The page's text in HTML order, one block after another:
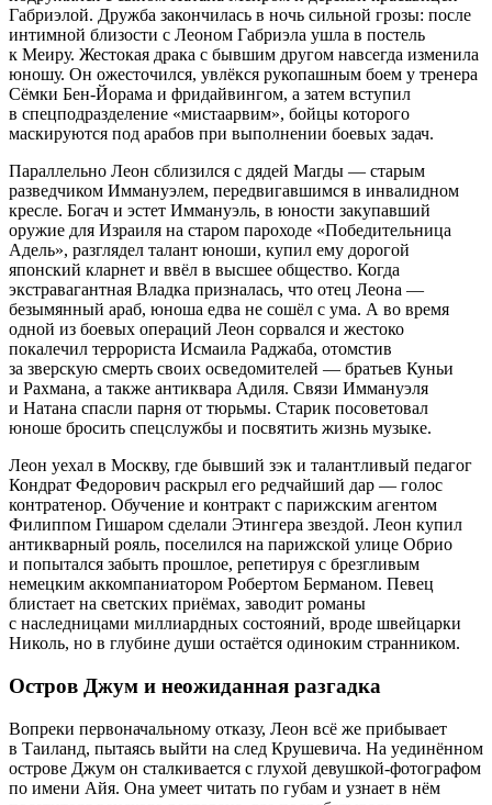
Габриэлой. Дружба закончилась в ночь сильной грозы: после
интимной близости с Леоном Габриэла ушла в постель
к Меиру. Жестокая драка с бывшим другом навсегда изменила
юношу. Он ожесточился, увлёкся рукопашным боем у тренера
Сёмки Бен-Йорама и фридайвингом, а затем вступил
в спецподразделение «мистаарвим», бойцы которого
маскируются под арабов при выполнении боевых задач.
Параллельно Леон сблизился с дядей Магды — старым
разведчиком Иммануэлем, передвигавшимся в инвалидном
кресле. Богач и эстет Иммануэль, в юности закупавший
оружие для Израиля на старом пароходе «Победительница
Адель», разглядел талант юноши, купил ему дорогой
японский кларнет и ввёл в высшее общество. Когда
экстравагантная Владка призналась, что отец Леона —
безымянный араб, юноша едва не сошёл с ума. А во время
одной из боевых операций Леон сорвался и жестоко
покалечил террориста Исмаила Раджаба, отомстив
за зверскую смерть своих осведомителей — братьев Куньи
и Рахмана, а также антиквара Адиля. Связи Иммануэля
и Натана спасли парня от тюрьмы. Старик посоветовал
юноше бросить спецслужбы и посвятить жизнь музыке.
Леон уехал в Москву, где бывший зэк и талантливый педагог
Кондрат Федорович раскрыл его редчайший дар — голос
контратенор. Обучение и контракт с парижским агентом
Филиппом Гишаром сделали Этингера звездой. Леон купил
антикварный рояль, поселился на парижской улице Обрио
и попытался забыть прошлое, репетируя с брезгливым
немецким аккомпаниатором Робертом Берманом. Певец
блистает на светских приёмах, заводит романы
с наследницами миллиардных состояний, вроде швейцарки
Николь, но в глубине души остаётся одиноким странником.
Остров Джум и неожиданная разгадка
Вопреки первоначальному отказу, Леон всё же прибывает
в Таиланд, пытаясь выйти на след Крушевича. На уединённом
острове Джум он сталкивается с глухой девушкой-фотографом
по имени Айя. Она умеет читать по губам и узнает в нём